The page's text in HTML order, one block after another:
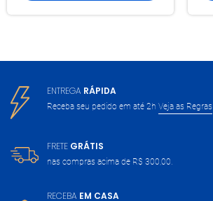
ENTREGA RÁPIDA
Receba seu pedido em até 2h Veja as Regras
FRETE GRÁTIS
nas compras acima de R$ 300,00.
RECEBA EM CASA